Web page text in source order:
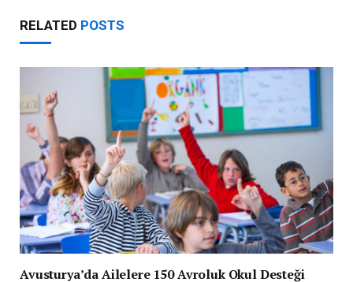
RELATED POSTS
Avusturya’da Ailelere 150 Avroluk Okul Desteği